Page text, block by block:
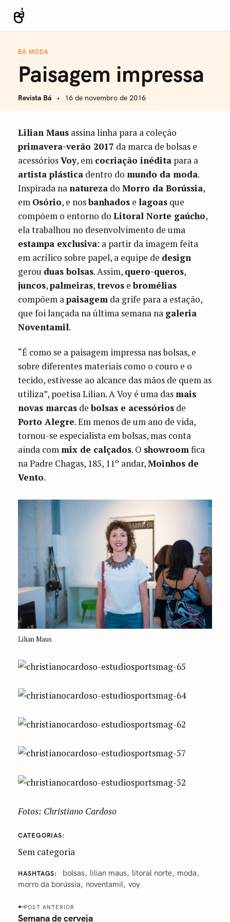
i
Revista Bá
BÁ MODA
Paisagem impressa
Revista Bá 16 de novembro de 2016
Lilian Maus assina linha para a coleção
primavera-verão 2017 da marca de bolsas e
acessóriosVoy, em cocriação inédita para a
artista plástica dentro domundo da moda.
Inspirada nanatureza doMorro da Borússia,
em Osório, e nosbanhados elagoas que
compõem o entorno doLitoral Norte gaúcho,
ela trabalhou no desenvolvimento de uma
estampa exclusiva: a partir da imagem feita
em acrílico sobre papel, a equipe de design
gerou duas bolsas. Assim, quero-queros,
juncos,palmeiras,trevos ebromélias
compõem apaisagem da grife para a estação,
que foi lançada na última semana na galeria
Noventamil.
“É como se a paisagem impressa nas bolsas, e
sobre diferentes materiais como o couro e o
tecido, estivesse ao alcance das mãos de quem as
utiliza”, poetisa Lilian. A Voy é uma dasmais
novas marcas debolsas e acessórios de
Porto Alegre. Em menos de um ano de vida,
tornou-se especialista em bolsas, mas conta
ainda commix de calçados. O showroomfica
na Padre Chagas, 185, 11º andar,Moinhos de
Vento.
Lilian Maus
Fotos: Christiano Cardoso
CATEGORIAS
Sem categoria
HASHTAGS ‎bolsas lilian maus ‎litoral norte
‎moda‬
morro da borússia
noventamil voy
P
o
POST ANTERIOR
Semana de cerveja